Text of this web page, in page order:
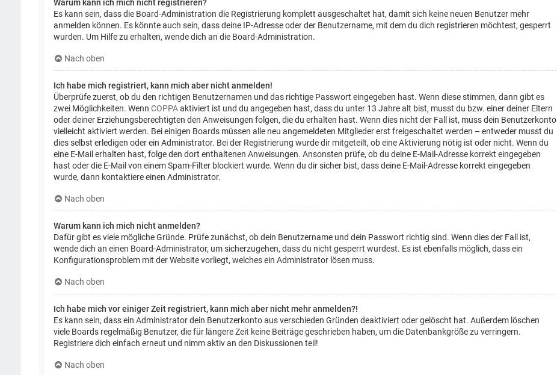
Warum kann ich mich nicht registrieren?
Es kann sein, dass die Board-Administration die Registrierung komplett ausgeschaltet hat, damit sich keine neuen Benutzer mehr
anmelden können. Es könnte auch sein, dass deine IP-Adresse oder der Benutzername, mit dem du dich registrieren möchtest, gesperrt
wurden. Um Hilfe zu erhalten, wende dich an die Board-Administration.
Nach oben
Ich habe mich registriert, kann mich aber nicht anmelden!
Überprüfe zuerst, ob du den richtigen Benutzernamen und das richtige Passwort eingegeben hast. Wenn diese stimmen, dann gibt es
zwei Möglichkeiten. Wenn COPPAaktiviert ist und du angegeben hast, dass du unter 13 Jahre alt bist, musst du bzw. einer deiner Eltern
oder deiner Erziehungsberechtigten den Anweisungen folgen, die du erhalten hast. Wenn dies nicht der Fall ist, muss dein Benutzerkonto
vielleicht aktiviert werden. Bei einigen Boards müssen alle neu angemeldeten Mitglieder erst freigeschaltet werden – entweder musst du
dies selbst erledigen oder ein Administrator. Bei der Registrierung wurde dir mitgeteilt, ob eine Aktivierung nötig ist oder nicht. Wenn du
eine E-Mail erhalten hast, folge den dort enthaltenen Anweisungen. Ansonsten prüfe, ob du deine E-Mail-Adresse korrekt eingegeben
hast oder die E-Mail von einem Spam-Filter blockiert wurde. Wenn du dir sicher bist, dass deine E-Mail-Adresse korrekt eingegeben
wurde, dann kontaktiere einen Administrator.
Nach oben
Warum kann ich mich nicht anmelden?
Dafür gibt es viele mögliche Gründe. Prüfe zunächst, ob dein Benutzername und dein Passwort richtig sind. Wenn dies der Fall ist,
wende dich an einen Board-Administrator, um sicherzugehen, dass du nicht gesperrt wurdest. Es ist ebenfalls möglich, dass ein
Konfigurationsproblem mit der Website vorliegt, welches ein Administrator lösen muss.
Nach oben
Ich habe mich vor einiger Zeit registriert, kann mich aber nicht mehr anmelden?!
Es kann sein, dass ein Administrator dein Benutzerkonto aus verschieden Gründen deaktiviert oder gelöscht hat. Außerdem löschen
viele Boards regelmäßig Benutzer, die für längere Zeit keine Beiträge geschrieben haben, um die Datenbankgröße zu verringern.
Registriere dich einfach erneut und nimm aktiv an den Diskussionen teil!
Nach oben